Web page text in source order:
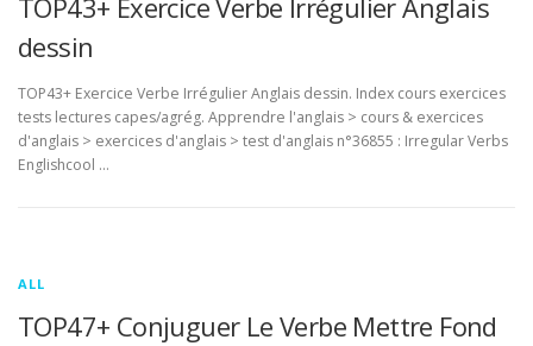
TOP43+ Exercice Verbe Irrégulier Anglais
dessin
TOP43+ Exercice Verbe Irrégulier Anglais dessin. Index cours exercices
tests lectures capes/agrég. Apprendre l'anglais > cours & exercices
d'anglais > exercices d'anglais > test d'anglais n°36855 : Irregular Verbs
Englishcool …
ALL
TOP47+ Conjuguer Le Verbe Mettre Fond